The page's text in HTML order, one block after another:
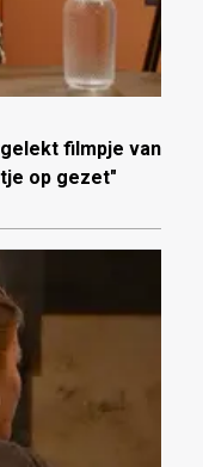
filmpje van
op gezet"